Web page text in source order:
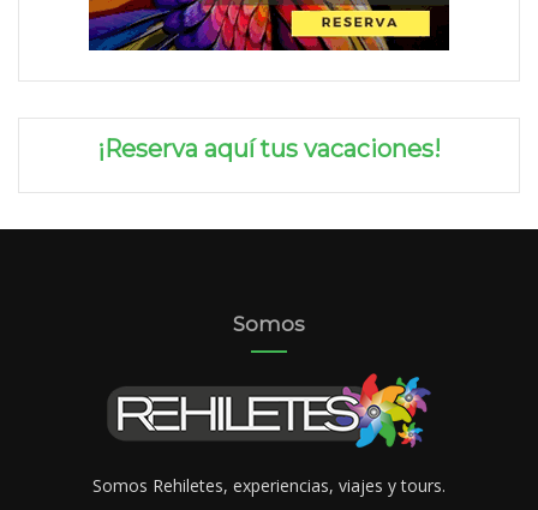
¡Reserva aquí tus vacaciones!
Somos
Somos Rehiletes, experiencias, viajes y tours.